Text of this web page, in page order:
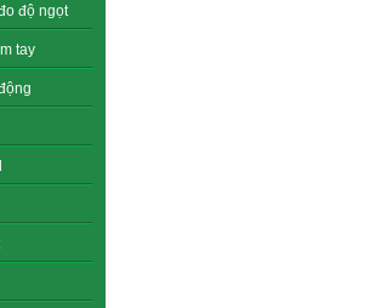
độ ngọt
tay